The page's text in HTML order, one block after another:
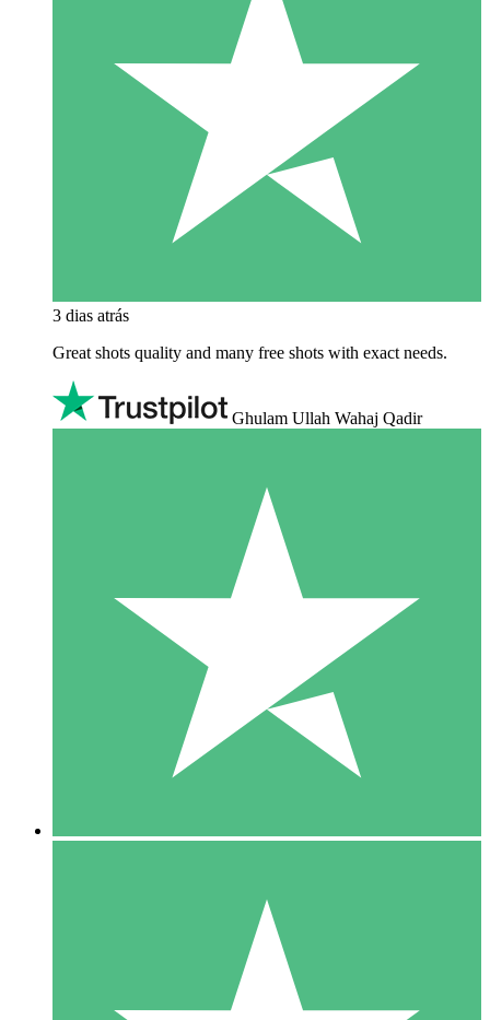
3 dias atrás
Great shots quality and many free shots with exact needs.
Ghulam Ullah Wahaj Qadir